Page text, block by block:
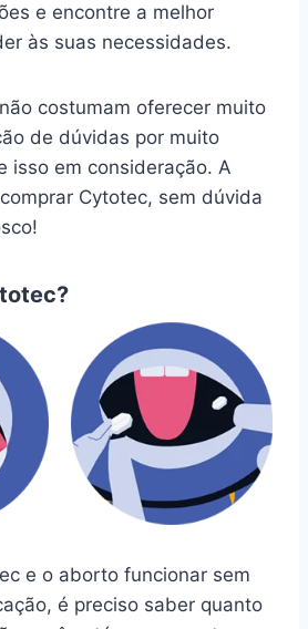
e encontre a melhor
às suas necessidades.
costumam oferecer muito
de dúvidas por muito
isso em consideração. A
Cytotec, sem dúvida
e o aborto funcionar sem
é preciso saber quanto